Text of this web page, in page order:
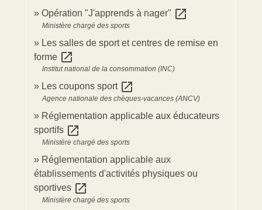
Opération "J'apprends à nager" open_in_new
Ministère chargé des sports
Les salles de sport et centres de remise en
forme open_in_new
Institut national de la consommation (INC)
Les coupons sport open_in_new
Agence nationale des chèques-vacances (ANCV)
Réglementation applicable aux éducateurs
sportifs open_in_new
Ministère chargé des sports
Réglementation applicable aux
établissements d'activités physiques ou
sportives open_in_new
Ministère chargé des sports